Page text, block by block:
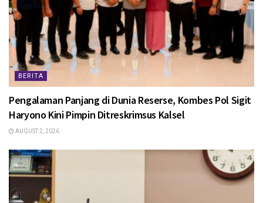
BERITA
Pengalaman Panjang di Dunia Reserse, Kombes Pol Sigit
Haryono Kini Pimpin Ditreskrimsus Kalsel
AUGUST 2, 2026